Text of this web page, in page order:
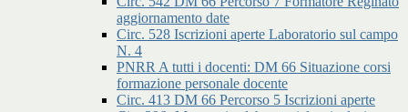
aggiornamento date
Circ. 528 Iscrizioni aperte Laboratorio sul campo
N. 4
PNRR A tutti i docenti: DM 66 Situazione corsi
formazione personale docente
Circ. 413 DM 66 Percorso 5 Iscrizioni aperte